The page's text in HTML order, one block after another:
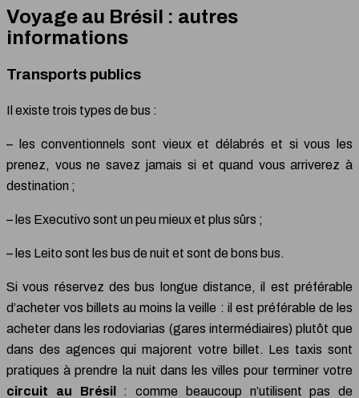
Voyage au Brésil : autres
informations
Transports publics
Il existe trois types de bus :
– les conventionnels sont vieux et délabrés et si vous les
prenez, vous ne savez jamais si et quand vous arriverez à
destination ;
– les Executivo sont un peu mieux et plus sûrs ;
– les Leito sont les bus de nuit et sont de bons bus.
Si vous réservez des bus longue distance, il est préférable
d’acheter vos billets au moins la veille : il est préférable de les
acheter dans les rodoviarias (gares intermédiaires) plutôt que
dans des agences qui majorent votre billet. Les taxis sont
pratiques à prendre la nuit dans les villes pour terminer votre
circuit au Brésil
: comme beaucoup n’utilisent pas de